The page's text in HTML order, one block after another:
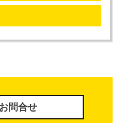
問合せ